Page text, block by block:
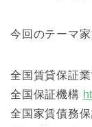
今回のテーマ家
全国賃貸保証
全国保証機構
全国家賃債務